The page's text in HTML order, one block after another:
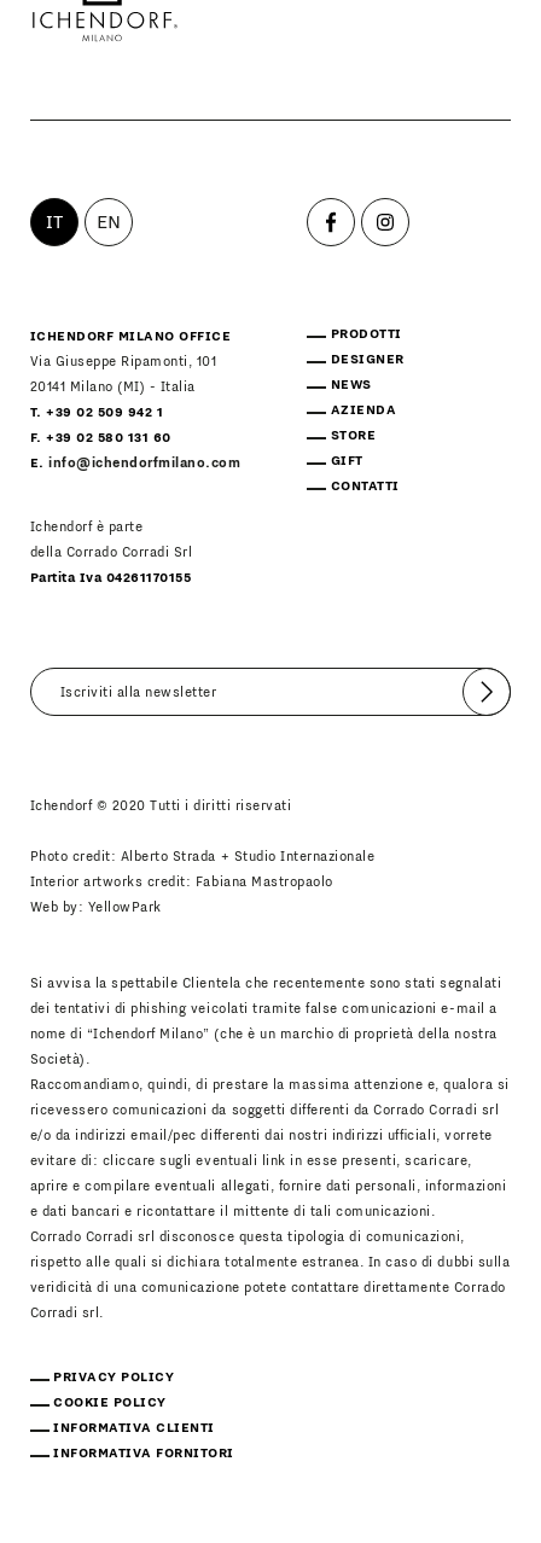
IT EN
ICHENDORF MILANO OFFICE
Via Giuseppe Ripamonti, 101
20141 Milano (MI) - Italia
T. +39 02 509 942 1
F. +39 02 580 131 60
E.info@ichendorfmilano.com
Ichendorf è parte
della Corrado Corradi Srl
Partita Iva 04261170155
PRODOTTI
DESIGNER
NEWS
AZIENDA
STORE
GIFT
CONTATTI
Invia
Ichendorf © 2020 Tutti i diritti riservati
Photo credit: Alberto Strada + Studio Internazionale
Interior artworks credit: Fabiana Mastropaolo
Web by: YellowPark
Si avvisa la spettabile Clientela che recentemente sono stati segnalati
dei tentativi di phishing veicolati tramite false comunicazioni e-mail a
nome di “Ichendorf Milano” (che è un marchio di proprietà della nostra
Società).
Raccomandiamo, quindi, di prestare la massima attenzione e, qualora si
ricevessero comunicazioni da soggetti differenti da Corrado Corradi srl
e/o da indirizzi email/pec differenti dai nostri indirizzi ufficiali, vorrete
evitare di: cliccare sugli eventuali link in esse presenti, scaricare,
aprire e compilare eventuali allegati, fornire dati personali, informazioni
e dati bancari e ricontattare il mittente di tali comunicazioni.
Corrado Corradi srl disconosce questa tipologia di comunicazioni,
rispetto alle quali si dichiara totalmente estranea. In caso di dubbi sulla
veridicità di una comunicazione potete contattare direttamente Corrado
Corradi srl.
PRIVACY POLICY
COOKIE POLICY
INFORMATIVA CLIENTI
INFORMATIVA FORNITORI